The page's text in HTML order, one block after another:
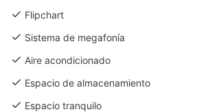
Flipchart
Sistema de megafonía
Aire acondicionado
Espacio de almacenamiento
Espacio tranquilo